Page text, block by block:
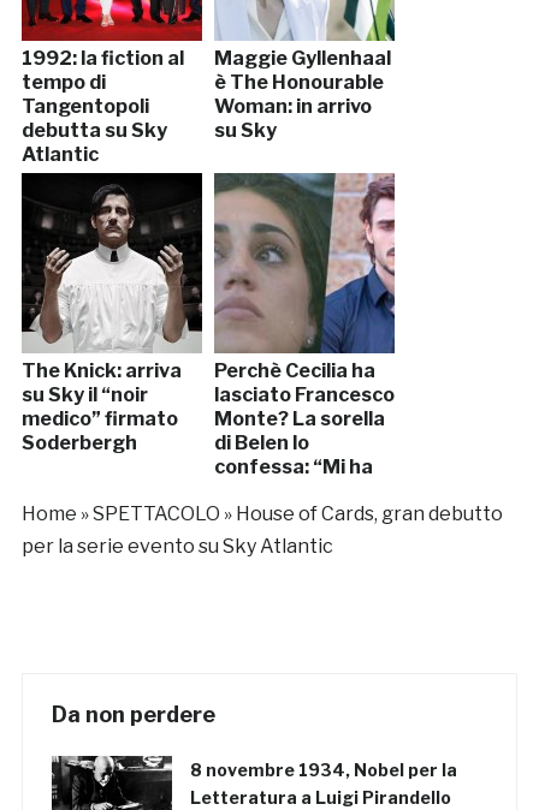
1992: la fiction al
tempo di
Tangentopoli
debutta su Sky
Atlantic
Maggie Gyllenhaal
è The Honourable
Woman: in arrivo
su Sky
The Knick: arriva
su Sky il “noir
medico” firmato
Soderbergh
Perchè Cecilia ha
lasciato Francesco
Monte? La sorella
di Belen lo
confessa: “Mi ha
[VIDEO]
Home »SPETTACOLO » House of Cards, gran debutto
per la serie evento su Sky Atlantic
Da non perdere
8 novembre 1934, Nobel per la
Letteratura a Luigi Pirandello